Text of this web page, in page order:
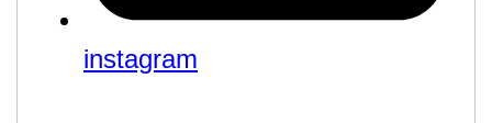
instagram